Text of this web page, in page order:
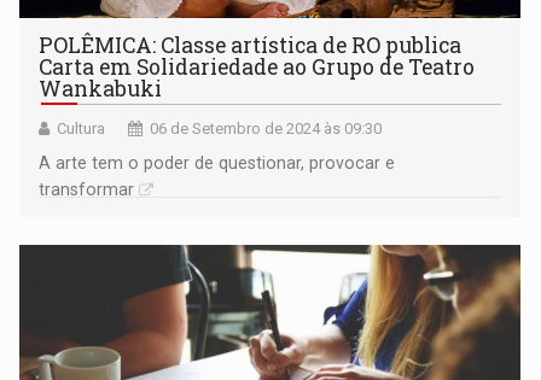
POLÊMICA: Classe artística de RO publica
Carta em Solidariedade ao Grupo de Teatro
Wankabuki
Cultura 06 de Setembro de 2024 às 09:30
A arte tem o poder de questionar, provocar e
transformar